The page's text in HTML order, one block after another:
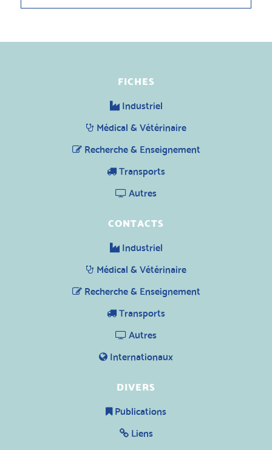
FICHES
Industriel
Médical & Vétérinaire
Recherche & Enseignement
Transports
Autres
CONTACTS
Industriel
Médical & Vétérinaire
Recherche & Enseignement
Transports
Autres
Internationaux
DIVERS
Publications
Liens